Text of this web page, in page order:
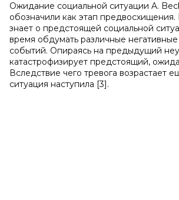
Ожидание социальной ситуации A.
обозначили как этап предвосхищения.
знает о предстоящей социальной
время обдумать различные
событий. Опираясь на предыдущий
катастрофизирует предстоящий,
Вследствие чего тревога возрастает
ситуация наступила [3].